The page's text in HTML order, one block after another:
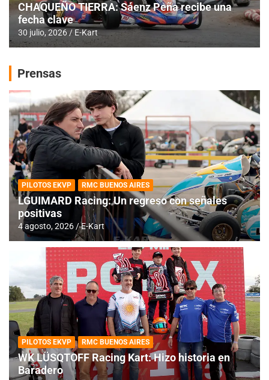
CHAQUEÑO TIERRA: Sáenz Peña recibe una
fecha clave
30 julio, 2026 E-Kart
Prensas
PILOTOS EKVP RMC BUENOS AIRES
LGUIMARD Racing: Un regreso con señales
positivas
4 agosto, 2026 E-Kart
PILOTOS EKVP RMC BUENOS AIRES
WK LÜSQTOFF Racing Kart: Hizo historia en
Baradero